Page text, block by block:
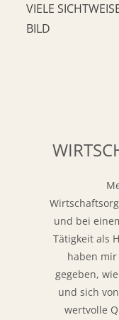
VIELE
BILD
und bei
Tätigkeit als
haben
gegeben,
und sich
wertvolle